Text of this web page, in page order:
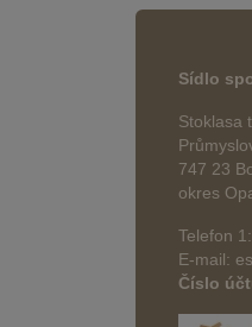
Sídlo
Stoklasa
747 23
okres
Telefon
E-mail:
Číslo